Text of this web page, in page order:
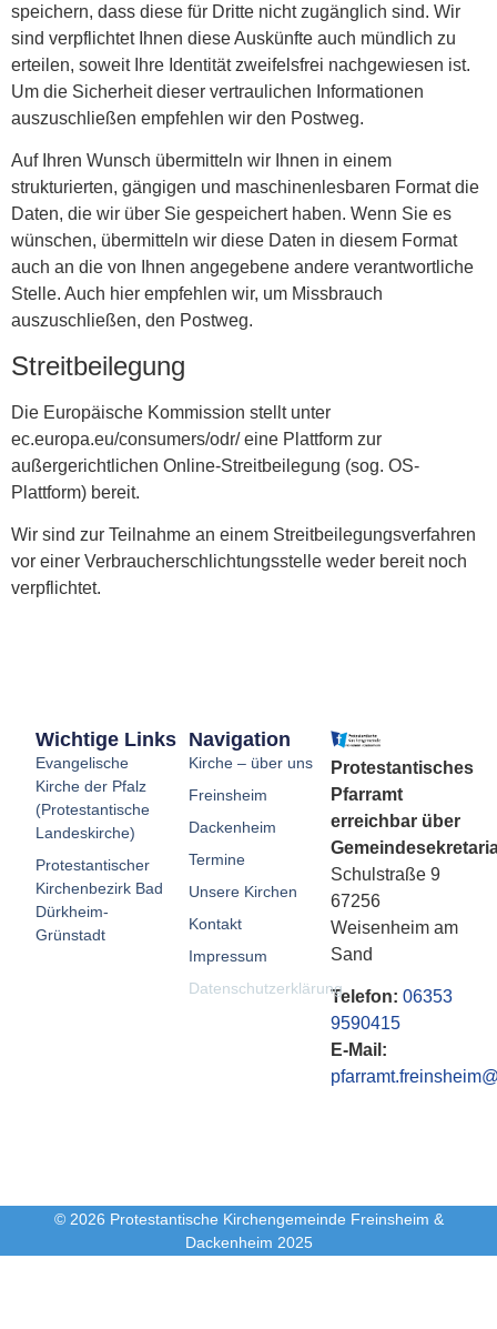
speichern, dass diese für Dritte nicht zugänglich sind. Wir
sind verpflichtet Ihnen diese Auskünfte auch mündlich zu
erteilen, soweit Ihre Identität zweifelsfrei nachgewiesen ist.
Um die Sicherheit dieser vertraulichen Informationen
auszuschließen empfehlen wir den Postweg.
Auf Ihren Wunsch übermitteln wir Ihnen in einem
strukturierten, gängigen und maschinenlesbaren Format die
Daten, die wir über Sie gespeichert haben. Wenn Sie es
wünschen, übermitteln wir diese Daten in diesem Format
auch an die von Ihnen angegebene andere verantwortliche
Stelle. Auch hier empfehlen wir, um Missbrauch
auszuschließen, den Postweg.
Streitbeilegung
Die Europäische Kommission stellt unter
ec.europa.eu/consumers/odr/ eine Plattform zur
außergerichtlichen Online-Streitbeilegung (sog. OS-
Plattform) bereit.
Wir sind zur Teilnahme an einem Streitbeilegungsverfahren
vor einer Verbraucherschlichtungsstelle weder bereit noch
verpflichtet.
Protestantisches
Pfarramt
erreichbar über
Schulstraße 9
67256
Weisenheim am
Sand
Telefon: 06353
9590415
E-Mail:
Navigation
Kirche – über uns
Freinsheim
Dackenheim
Termine
Unsere Kirchen
Kontakt
Impressum
Datenschutzerklärung
Wichtige Links
Evangelische
Kirche der Pfalz
(Protestantische
Landeskirche)
Protestantischer
Kirchenbezirk Bad
Dürkheim-
Grünstadt
© 2026 Protestantische Kirchengemeinde Freinsheim &
Dackenheim 2025